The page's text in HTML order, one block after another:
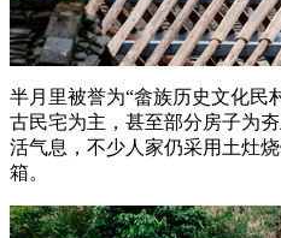
半月里被誉为“畲族历史文化民
古民宅为主，甚至部分房子为
活气息，不少人家仍采用土灶
箱。